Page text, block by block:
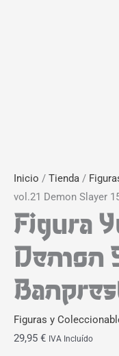
Inicio / Tienda /
vol.21 Demon Slayer
Figura
Demon
Figuras y
29,95 € IVA Incluído